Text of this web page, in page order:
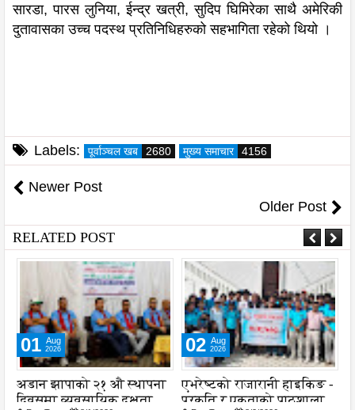
सारडा, पारस लुनिया, ईन्द्र खत्री, सुदिप घिमिरेका साथै अमेरिकी
दुतावासका उच्च पदस्थ प्रतिनिधिहरुको सहभागिता रहेको थियो ।
Labels: पूर्वाञ्चल खब 2680 मुख्य समाचार 4156
Newer Post
Older Post
RELATED POST
01 Aug
2026
अडान झापाको २१ औ स्थापना
दिवसमा व्यवसायिक दक्षता,
02 Aug
2026
एभरेष्टको राजारानी हाइकिङ -
प्रकृति र एकताको पाठशाला